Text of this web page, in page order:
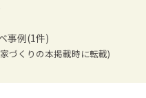
事例(1件)
づくりの本掲載時に転載)